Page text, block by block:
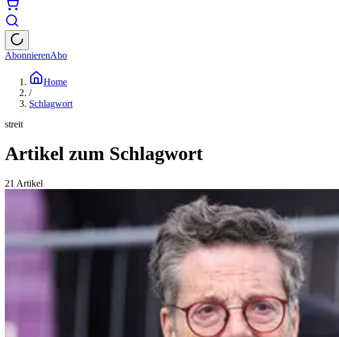
AbonnierenAbo
Home
/
Schlagwort
streit
Artikel zum Schlagwort
21 Artikel